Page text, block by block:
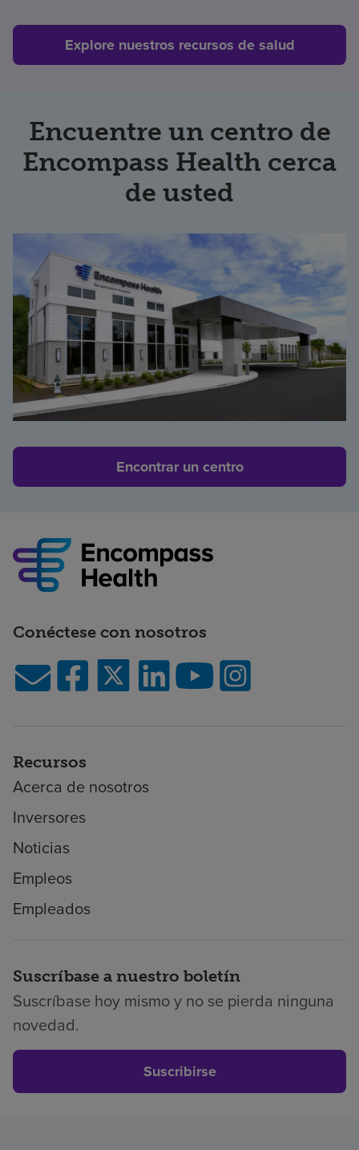
Explore nuestros recursos de salud
Encuentre un centro de
Encompass Health cerca
de usted
Encontrar un centro
Conéctese con nosotros
Recursos
Acerca de nosotros
Inversores
Noticias
Empleos
Empleados
Suscríbase a nuestro boletín
Suscríbase hoy mismo y no se pierda ninguna
novedad.
Suscribirse